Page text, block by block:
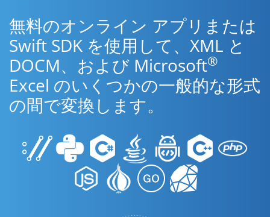
無料のオンライン アプリまたは
Swift SDK を使用して、XML と
DOCM、および Microsoft®
Excel のいくつかの一般的な形式
の間で変換します。